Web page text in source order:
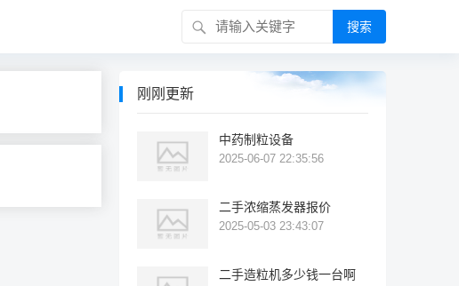
搜索
刚刚更新
中药制粒设备
2025-06-07 22:35:56
二手浓缩蒸发器报价
2025-05-03 23:43:07
二手造粒机多少钱一台啊